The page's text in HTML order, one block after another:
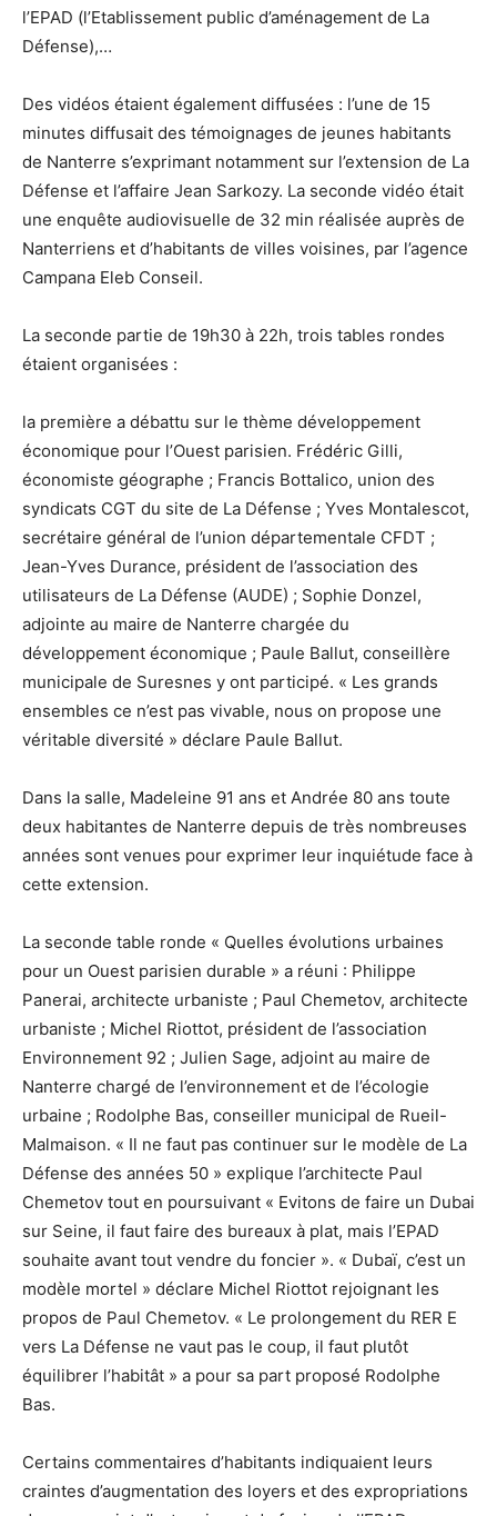
l’EPAD (l’Etablissement public d’aménagement de La
Défense),…
Des vidéos étaient également diffusées : l’une de 15
minutes diffusait des témoignages de jeunes habitants
de Nanterre s’exprimant notamment sur l’extension de La
Défense et l’affaire Jean Sarkozy. La seconde vidéo était
une enquête audiovisuelle de 32 min réalisée auprès de
Nanterriens et d’habitants de villes voisines, par l’agence
Campana Eleb Conseil.
La seconde partie de 19h30 à 22h, trois tables rondes
étaient organisées :
la première a débattu sur le thème développement
économique pour l’Ouest parisien. Frédéric Gilli,
économiste géographe ; Francis Bottalico, union des
syndicats CGT du site de La Défense ; Yves Montalescot,
secrétaire général de l’union départementale CFDT ;
Jean-Yves Durance, président de l’association des
utilisateurs de La Défense (AUDE) ; Sophie Donzel,
adjointe au maire de Nanterre chargée du
développement économique ; Paule Ballut, conseillère
municipale de Suresnes y ont participé. « Les grands
ensembles ce n’est pas vivable, nous on propose une
véritable diversité » déclare Paule Ballut.
Dans la salle, Madeleine 91 ans et Andrée 80 ans toute
deux habitantes de Nanterre depuis de très nombreuses
années sont venues pour exprimer leur inquiétude face à
cette extension.
La seconde table ronde « Quelles évolutions urbaines
pour un Ouest parisien durable » a réuni : Philippe
Panerai, architecte urbaniste ; Paul Chemetov, architecte
urbaniste ; Michel Riottot, président de l’association
Environnement 92 ; Julien Sage, adjoint au maire de
Nanterre chargé de l’environnement et de l’écologie
urbaine ; Rodolphe Bas, conseiller municipal de Rueil-
Malmaison. « Il ne faut pas continuer sur le modèle de La
Défense des années 50 » explique l’architecte Paul
Chemetov tout en poursuivant « Evitons de faire un Dubai
sur Seine, il faut faire des bureaux à plat, mais l’EPAD
souhaite avant tout vendre du foncier ». « Dubaï, c’est un
modèle mortel » déclare Michel Riottot rejoignant les
propos de Paul Chemetov. « Le prolongement du RER E
vers La Défense ne vaut pas le coup, il faut plutôt
équilibrer l’habitât » a pour sa part proposé Rodolphe
Bas.
Certains commentaires d’habitants indiquaient leurs
craintes d’augmentation des loyers et des expropriations